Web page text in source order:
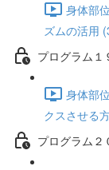
身体部
ズムの活用
プログラム１
身体部
クスさせる
プログラム２